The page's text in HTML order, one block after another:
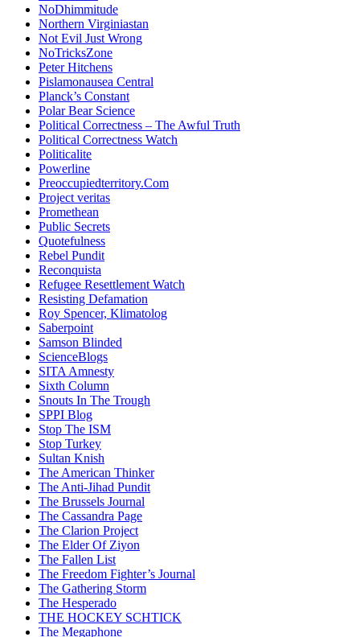
NoDhimmitude
Northern Virginiastan
Not Evil Just Wrong
NoTricksZone
Peter Hitchens
Pislamonausea Central
Planck’s Constant
Polar Bear Science
Political Correctness – The Awful Truth
Political Correctness Watch
Politicalite
Powerline
Preoccupiedterritory.Com
Project veritas
Promethean
Public Secrets
Quotefulness
Rebel Pundit
Reconquista
Refugee Resettlement Watch
Resisting Defamation
Roy Spencer, Klimatolog
Saberpoint
Samson Blinded
ScienceBlogs
SITA Amnesty
Sixth Column
Snouts In The Trough
SPPI Blog
Stop The ISM
Stop Turkey
Sultan Knish
The American Thinker
The Anti-Jihad Pundit
The Brussels Journal
The Cassandra Page
The Clarion Project
The Elder Of Ziyon
The Fallen List
The Freedom Fighter’s Journal
The Gathering Storm
The Hesperado
THE HOCKEY SCHTICK
The Megaphone